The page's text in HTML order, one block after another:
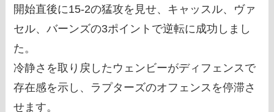
開始直後に15-2の猛攻を見せ、キャッスル、ヴァ
セル、バーンズの3ポイントで逆転に成功しまし
た。
冷静さを取り戻したウェンビーがディフェンスで
存在感を示し、ラプターズのオフェンスを停滞さ
せます。